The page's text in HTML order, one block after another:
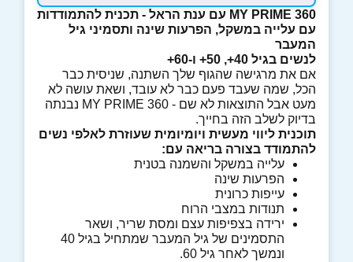
MY PRIME 360 עם ענת הראל - תכנית להתמודדות
עם עלייה במשקל, הפרעות שינה ותסמיני גיל
המעבר
לנשים בגיל 40+, 50+ ו-60+
אם את מרגישה שהגוף שלך השתנה, שניסית כבר
הכל, שמה שעבד פעם כבר לא עובד, ושאת עושה לא
מעט אבל התוצאות לא שם - MY PRIME 360 נבנתה
בדיוק לשלב הזה בחייך.
תוכנית ליווי מעשית ויומיומית שעוזרת לאלפי נשים
להתמודד בצורה בריאה עם:
עלייה במשקל והשמנה בטנית
הפרעות שינה
עייפות כרונית
תנודות במצבי הרוח
ירידה בצפיפות עצם ומסת שריר, ושאר
התסמינים של גיל המעבר שמתחיל בגיל 40
ונמשך לאחר גיל 60.